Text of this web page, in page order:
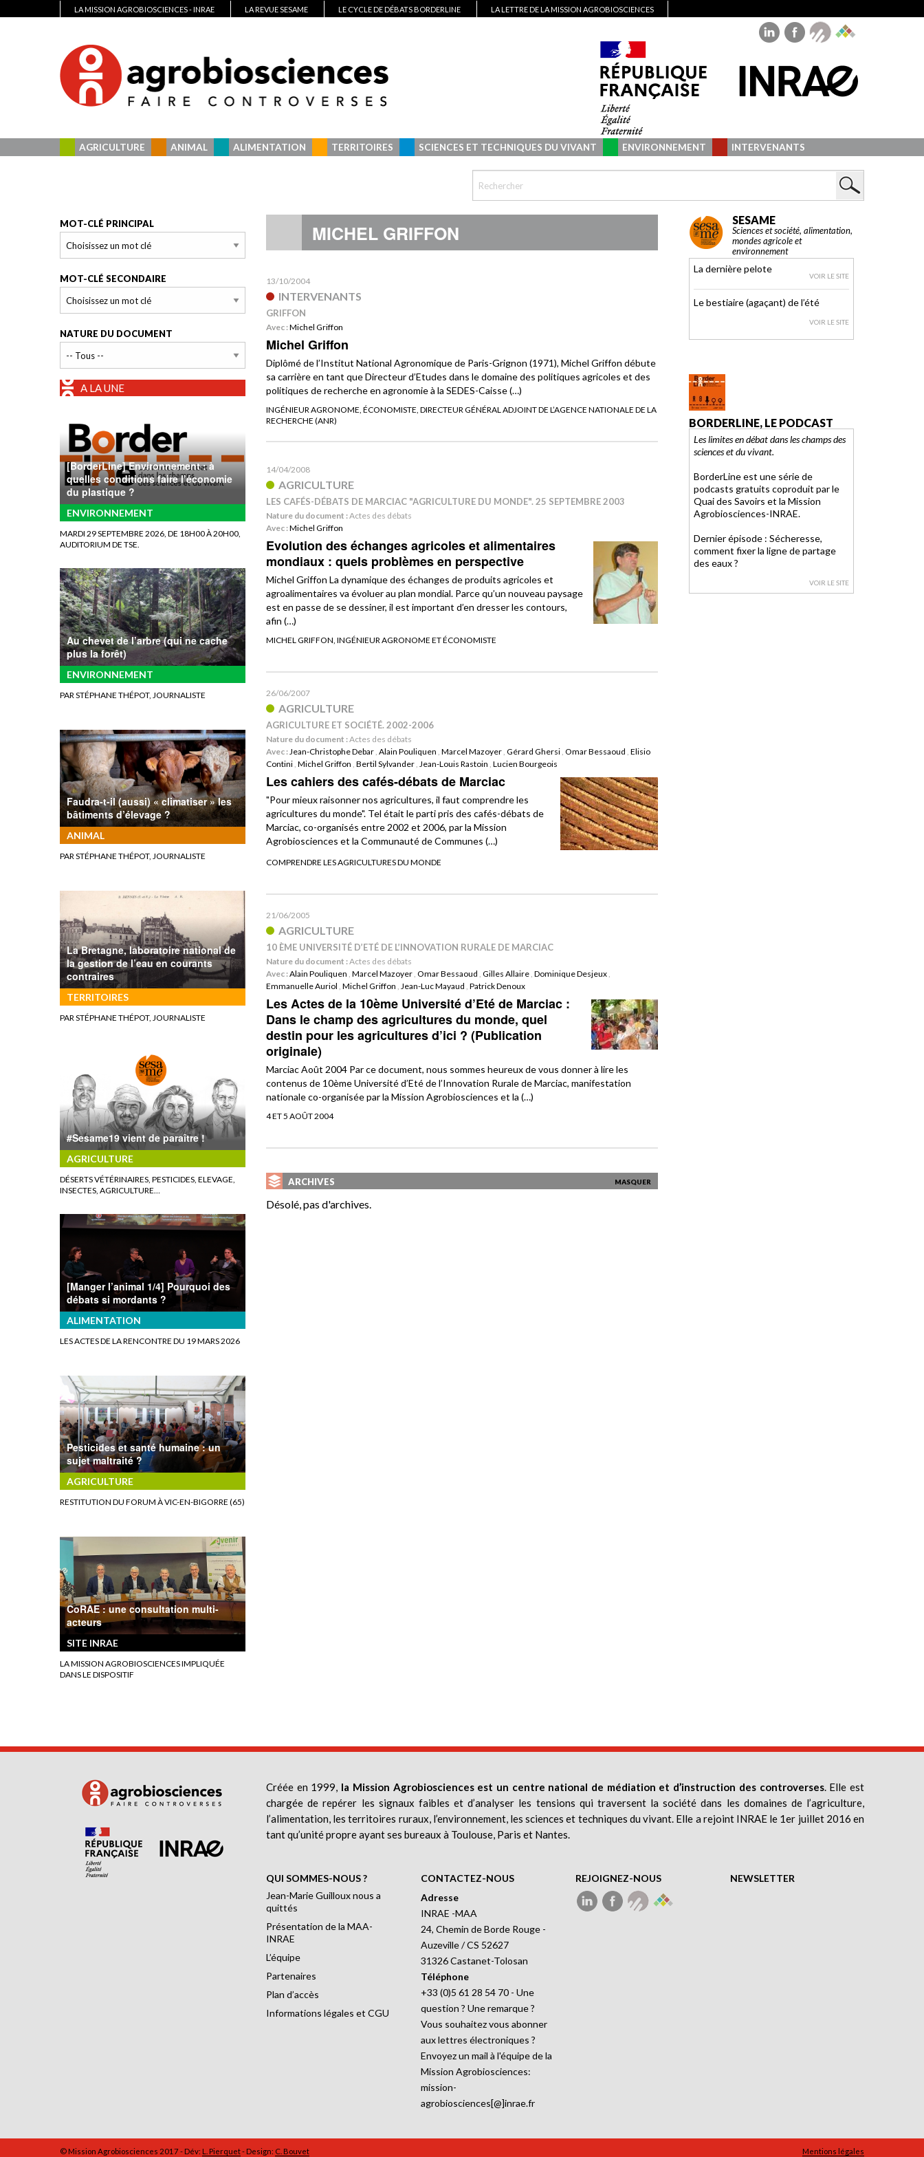
LA MISSION AGROBIOSCIENCES - INRAE LA REVUE SESAME LE CYCLE DE DÉBATS BORDERLINE LA LETTRE DE LA MISSION AGROBIOSCIENCES
AGRICULTURE ANIMAL ALIMENTATION TERRITOIRES SCIENCES ET TECHNIQUES DU VIVANT ENVIRONNEMENT INTERVENANTS
MICHEL GRIFFON
13/10/2004
INTERVENANTS
GRIFFON
Avec :Michel Griffon
Michel Griffon
Diplômé de l’Institut National Agronomique de Paris-Grignon (1971), Michel Griffon débute
sa carrière en tant que Directeur d’Etudes dans le domaine des politiques agricoles et des
politiques de recherche en agronomie à la SEDES-Caisse (…)
INGÉNIEUR AGRONOME, ÉCONOMISTE, DIRECTEUR GÉNÉRAL ADJOINT DE L’AGENCE NATIONALE DE LA
RECHERCHE (ANR)
14/04/2008
AGRICULTURE
LES CAFÉS-DÉBATS DE MARCIAC "AGRICULTURE DU MONDE". 25 SEPTEMBRE 2003
Nature du document :Actes des débats
Avec :Michel Griffon
Evolution des échanges agricoles et alimentaires
mondiaux : quels problèmes en perspective
Michel Griffon La dynamique des échanges de produits agricoles et
agroalimentaires va évoluer au plan mondial. Parce qu’un nouveau paysage
est en passe de se dessiner, il est important d’en dresser les contours,
afin (…)
MICHEL GRIFFON, INGÉNIEUR AGRONOME ET ÉCONOMISTE
26/06/2007
AGRICULTURE
AGRICULTURE ET SOCIÉTÉ. 2002-2006
Nature du document :Actes des débats
Avec :Jean-Christophe Debar , Alain Pouliquen , Marcel Mazoyer , Gérard Ghersi , Omar Bessaoud , Elisio
Contini , Michel Griffon , Bertil Sylvander , Jean-Louis Rastoin , Lucien Bourgeois
Les cahiers des cafés-débats de Marciac
"Pour mieux raisonner nos agricultures, il faut comprendre les
agricultures du monde". Tel était le parti pris des cafés-débats de
Marciac, co-organisés entre 2002 et 2006, par la Mission
Agrobiosciences et la Communauté de Communes (…)
COMPRENDRE LES AGRICULTURES DU MONDE
21/06/2005
AGRICULTURE
10 ÈME UNIVERSITÉ D’ETÉ DE L’INNOVATION RURALE DE MARCIAC
Nature du document :Actes des débats
Avec :Alain Pouliquen , Marcel Mazoyer , Omar Bessaoud , Gilles Allaire , Dominique Desjeux ,
Emmanuelle Auriol , Michel Griffon , Jean-Luc Mayaud , Patrick Denoux
Les Actes de la 10ème Université d’Eté de Marciac :
Dans le champ des agricultures du monde, quel
destin pour les agricultures d’ici ? (Publication
originale)
Marciac Août 2004 Par ce document, nous sommes heureux de vous donner à lire les
contenus de 10ème Université d’Eté de l’Innovation Rurale de Marciac, manifestation
nationale co-organisée par la Mission Agrobiosciences et la (…)
4 ET 5 AOÛT 2004
ARCHIVES MASQUER
Désolé, pas d'archives.
MOT-CLÉ PRINCIPAL
MOT-CLÉ SECONDAIRE
NATURE DU DOCUMENT
A LA UNE
[BorderLine] Environnement : à
quelles conditions faire l’économie
du plastique ?
ENVIRONNEMENT
MARDI 29 SEPTEMBRE 2026, DE 18H00 À 20H00,
AUDITORIUM DE TSE.
Au chevet de l’arbre (qui ne cache
plus la forêt)
ENVIRONNEMENT
PAR STÉPHANE THÉPOT, JOURNALISTE
Faudra-t-il (aussi) « climatiser » les
bâtiments d’élevage ?
ANIMAL
PAR STÉPHANE THÉPOT, JOURNALISTE
La Bretagne, laboratoire national de
la gestion de l’eau en courants
contraires
TERRITOIRES
PAR STÉPHANE THÉPOT, JOURNALISTE
#Sesame19 vient de paraître !
AGRICULTURE
DÉSERTS VÉTÉRINAIRES, PESTICIDES, ELEVAGE,
INSECTES, AGRICULTURE…
[Manger l’animal 1/4] Pourquoi des
débats si mordants ?
ALIMENTATION
LES ACTES DE LA RENCONTRE DU 19 MARS 2026
Pesticides et santé humaine : un
sujet maltraité ?
AGRICULTURE
RESTITUTION DU FORUM À VIC-EN-BIGORRE (65)
CoRAE : une consultation multi-
acteurs
SITE INRAE
LA MISSION AGROBIOSCIENCES IMPLIQUÉE
DANS LE DISPOSITIF
SESAME
Sciences et société, alimentation,
mondes agricole et
environnement
La dernière pelote
VOIR LE SITE
Le bestiaire (agaçant) de l’été
VOIR LE SITE
BORDERLINE, LE PODCAST
Les limites en débat dans les champs des
sciences et du vivant.
BorderLine est une série de
podcasts gratuits coproduit par le
Quai des Savoirs et la Mission
Agrobiosciences-INRAE.
Dernier épisode : Sécheresse,
comment fixer la ligne de partage
des eaux ?
VOIR LE SITE
Créée en 1999, la Mission Agrobiosciences est un centre national de médiation et d’instruction des controverses. Elle est
chargée de repérer les signaux faibles et d’analyser les tensions qui traversent la société dans les domaines de l’agriculture,
l’alimentation, les territoires ruraux, l’environnement, les sciences et techniques du vivant. Elle a rejoint INRAE le 1er juillet 2016 en
tant qu’unité propre ayant ses bureaux à Toulouse, Paris et Nantes.
QUI SOMMES-NOUS ?
Jean-Marie Guilloux nous a
quittés
Présentation de la MAA-
INRAE
L’équipe
Partenaires
Plan d’accès
Informations légales et CGU
CONTACTEZ-NOUS
Adresse
INRAE -MAA
24, Chemin de Borde Rouge -
Auzeville / CS 52627
31326 Castanet-Tolosan
Téléphone
+33 (0)5 61 28 54 70 - Une
question ? Une remarque ?
Vous souhaitez vous abonner
aux lettres électroniques ?
Envoyez un mail à l'équipe de la
Mission Agrobiosciences:
mission-
agrobiosciences[@]inrae.fr
REJOIGNEZ-NOUS NEWSLETTER
© Mission Agrobiosciences 2017 - Dév: L. Pierquet- Design: C. Bouvet Mentions légales